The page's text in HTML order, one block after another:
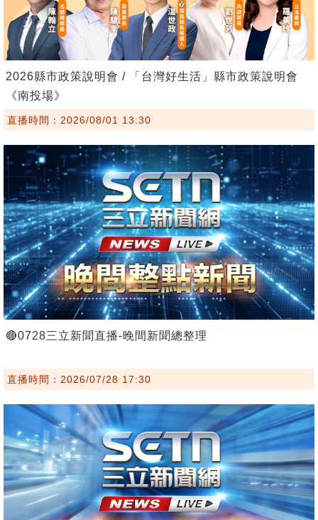
2026縣市政策說明會 / 「台灣好生活」縣市政策說明會
《南投場》
直播時間：2026/08/01 13:30
🔴0728三立新聞直播-晚間新聞總整理
直播時間：2026/07/28 17:30